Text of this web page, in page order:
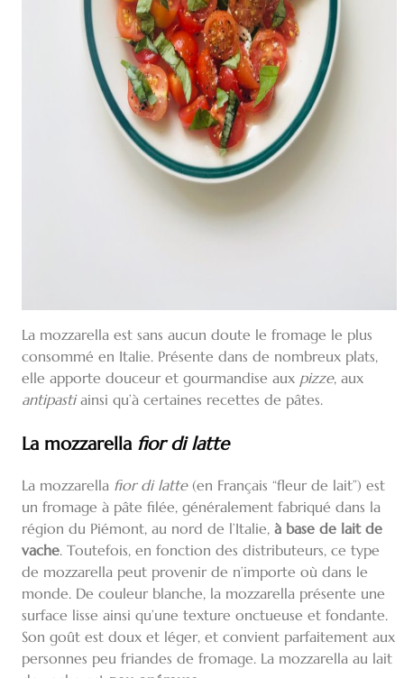
La mozzarella est sans aucun doute le fromage le plus
consommé en Italie. Présente dans de nombreux plats,
elle apporte douceur et gourmandise aux pizze, aux
antipastiainsi qu’à certaines recettes de pâtes.
La mozzarella fior di latte
La mozzarella fior di latte(en Français “fleur de lait”) est
un fromage à pâte filée, généralement fabriqué dans la
région du Piémont, au nord de l’Italie, à base de lait de
vache. Toutefois, en fonction des distributeurs, ce type
de mozzarella peut provenir de n’importe où dans le
monde. De couleur blanche, la mozzarella présente une
surface lisse ainsi qu’une texture onctueuse et fondante.
Son goût est doux et léger, et convient parfaitement aux
personnes peu friandes de fromage. La mozzarella au lait